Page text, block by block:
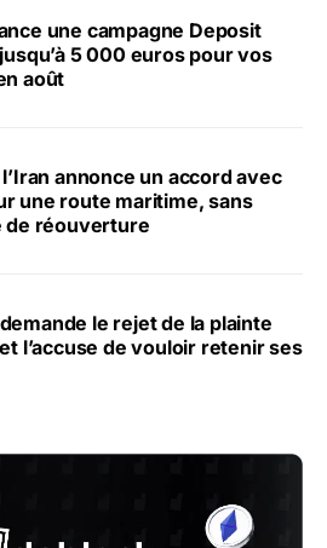
une campagne Deposit
5 000 euros pour vos
août
annonce un accord avec
une route maritime, sans
de réouverture
le rejet de la plainte
l’accuse de vouloir retenir ses